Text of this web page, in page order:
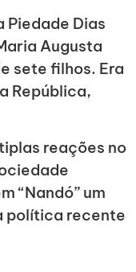
Piedade Dias
Augusta
sete filhos. Era
República,
reações no
“Nandó” um
política recente